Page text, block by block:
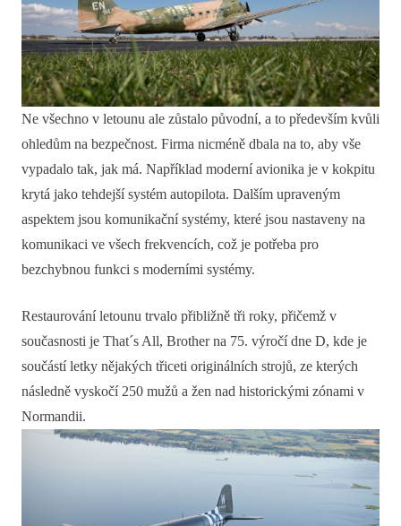
Ne všechno v letounu ale zůstalo původní, a to především kvůli
ohledům na bezpečnost. Firma nicméně dbala na to, aby vše
vypadalo tak, jak má. Například moderní avionika je v kokpitu
krytá jako tehdejší systém autopilota. Dalším upraveným
aspektem jsou komunikační systémy, které jsou nastaveny na
komunikaci ve všech frekvencích, což je potřeba pro
bezchybnou funkci s moderními systémy.
Restaurování letounu trvalo přibližně tři roky, přičemž v
současnosti je That´s All, Brother na 75. výročí dne D, kde je
součástí letky nějakých třiceti originálních strojů, ze kterých
následně vyskočí 250 mužů a žen nad historickými zónami v
Normandii.